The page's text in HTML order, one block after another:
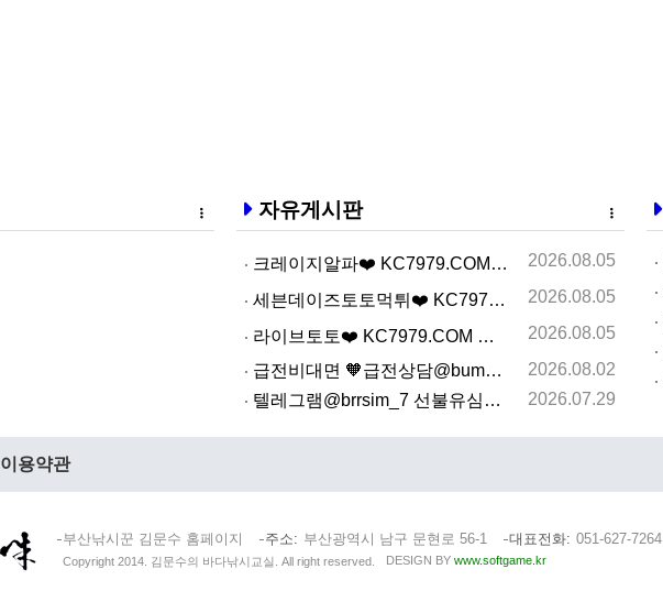
자유게시판
크레이지알파❤️ KC7979.COM ❤️크레이지알파주소… 2026.08.05
세븐데이즈토­토먹­튀❤️ KC7979.COM ❤️슬­롯… 2026.08.05
라­이브토­토❤️ KC7979.COM ❤️온­라인카­지…
2026.08.05
급전비대면 🧡급전상담@bumbee2🧡 개인돈사고자 급전…
2026.08.02
텔레그램@brrsim_7 선불유심내구제 선불유심매입 뽀…
2026.07.29
이용약관
부산낚시꾼 김문수 홈페이지 주소 부산광역시 남구 문현로 56-1 대표전화 051-627-7264
Copyright 2014. 김문수의 바다낚시교실. All right reserved. DESIGN BY www.softgame.kr